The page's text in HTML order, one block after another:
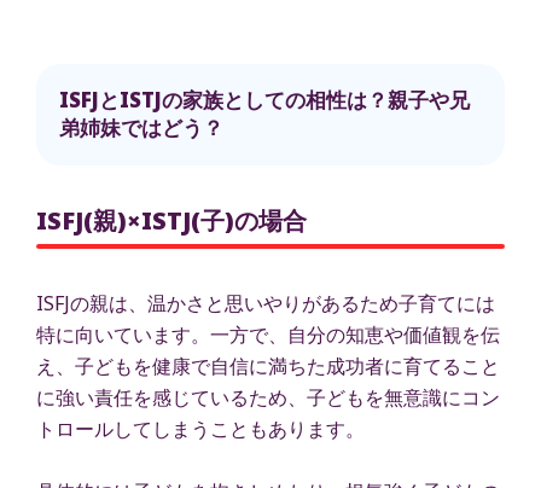
ISFJとISTJの家族としての相性は？親子や兄
弟姉妹ではどう？
ISFJ(親)×ISTJ(子)の場合
ISFJの親は、温かさと思いやりがあるため子育てには
特に向いています。一方で、自分の知恵や価値観を伝
え、子どもを健康で自信に満ちた成功者に育てること
に強い責任を感じているため、子どもを無意識にコン
トロールしてしまうこともあります。